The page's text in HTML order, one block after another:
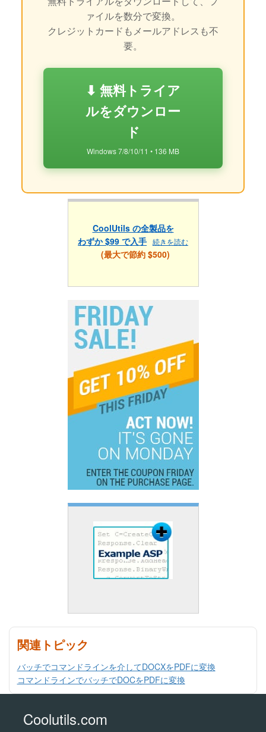
ァイルを数分で変換。
クレジットカードもメールアドレスも不
要。
⬇ 無料トライア
ルをダウンロー
ド
Windows 7/8/10/11 • 136 MB
CoolUtils の全製品を
わずか $99 で入手 続きを読む
(最大で節約 $500)
関連トピック
バッチでコマンドラインを介してDOCXをPDFに変換
コマンドラインでバッチでDOCをPDFに変換
Coolutils.com